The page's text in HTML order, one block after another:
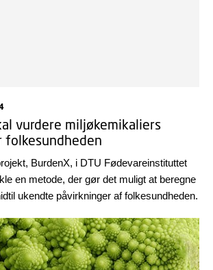
vurdere miljøkemikaliers
BurdenX, i DTU Fødevareinstituttet
en metode, der gør det muligt at beregne
ukendte påvirkninger af folkesundheden.